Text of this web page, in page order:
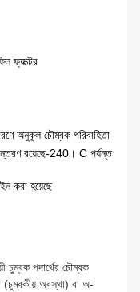
ফ্যাক্টর
অনুকূল চৌম্বক পরিবাহিতা
রয়েছে-240। C পর্যন্ত
করা হয়েছে
চুম্বক পদার্থের চৌম্বক
(চুম্বকীয় অবস্থা) বা অ-